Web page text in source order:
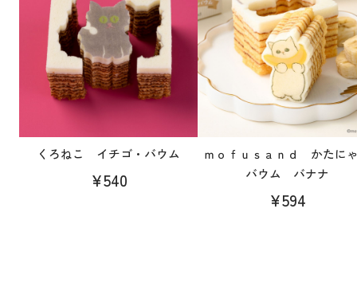
くろねこ イチゴ・バウム
¥540
ｍｏｆｕｓａｎｄ かたに
バウム バナナ
¥594